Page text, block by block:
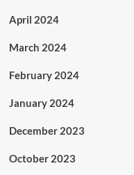
April 2024
March 2024
February 2024
January 2024
December 2023
October 2023